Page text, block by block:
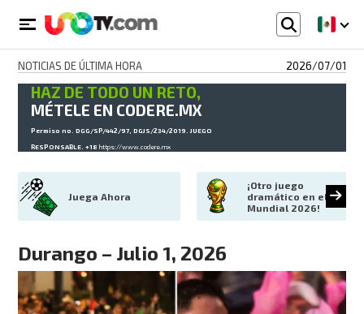
NOTICIAS DE ÚLTIMA HORA 2026/07/01
HAZ DE TODO UN RETO,
MÉTELE EN CODERE.MX
Permiso no. DGG/SP/442/97, DGJS/234/2019. JUEGO
RESPONSABLE. +18https://www.codere.mx
Juega Ahora
¡Otro juego
dramático en el
Mundial 2026!
Durango – Julio 1, 2026